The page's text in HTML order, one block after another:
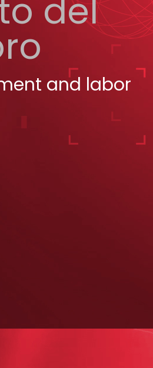
del
and labor